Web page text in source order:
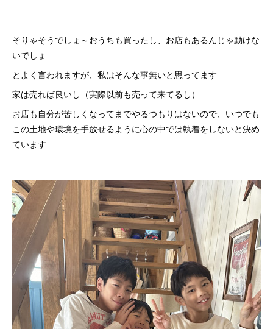
そりゃそうでしょ～おうちも買ったし、お店もあるんじゃ動けな
いでしょ
とよく言われますが、私はそんな事無いと思ってます
家は売れば良いし（実際以前も売って来てるし）
お店も自分が苦しくなってまでやるつもりはないので、いつでも
この土地や環境を手放せるように心の中では執着をしないと決め
ています